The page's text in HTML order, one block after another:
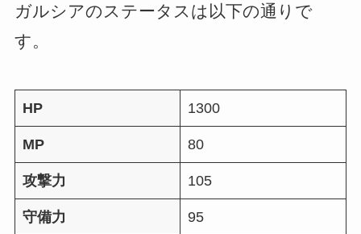
ガルシアのステータスは以下の通りで
す。
HP 1300
MP 80
攻撃力 105
守備力 95